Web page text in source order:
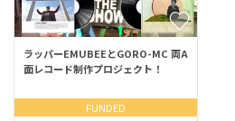
ラッパーEMUBEEとGORO-MC 両A
面レコード制作プロジェクト！
FUNDED